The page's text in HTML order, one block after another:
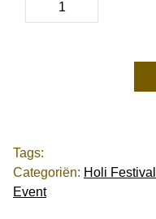
Tags:
Categoriën: Holi Festival
Event